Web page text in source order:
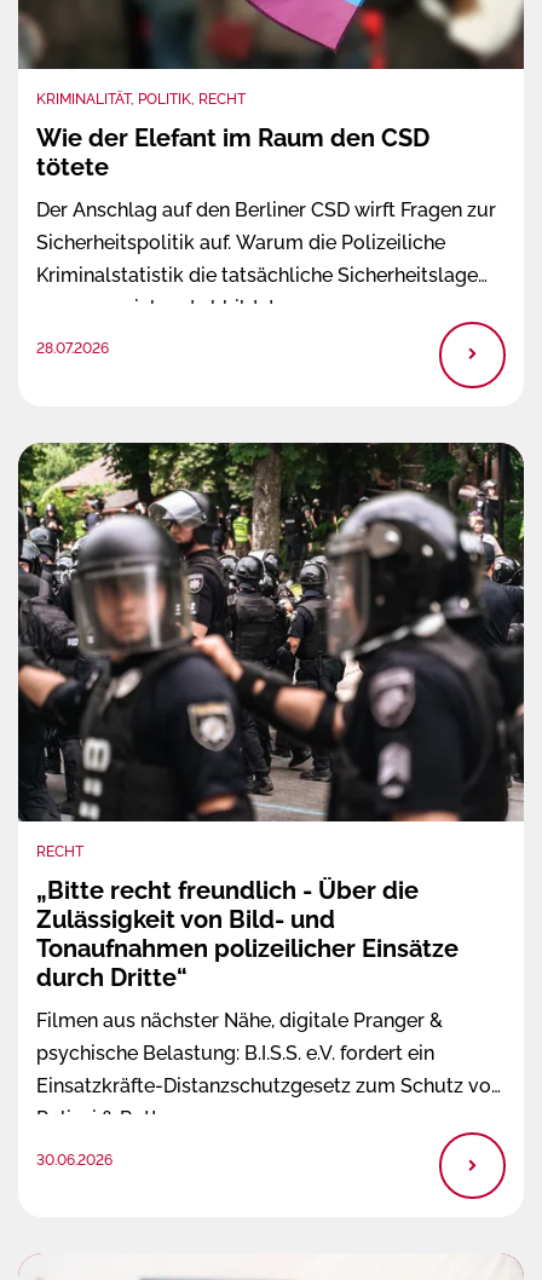
KRIMINALITÄT, POLITIK, RECHT
Wie der Elefant im Raum den CSD
tötete
Der Anschlag auf den Berliner CSD wirft Fragen zur
Sicherheitspolitik auf. Warum die Polizeiliche
Kriminalstatistik die tatsächliche Sicherheitslage
nur unzureichend abbildet.
28.07.2026
RECHT
„Bitte recht freundlich - Über die
Zulässigkeit von Bild- und
Tonaufnahmen polizeilicher Einsätze
durch Dritte“
Filmen aus nächster Nähe, digitale Pranger &
psychische Belastung: B.I.S.S. e.V. fordert ein
Einsatzkräfte-Distanzschutzgesetz zum Schutz von
Polizei & Rettern.
30.06.2026